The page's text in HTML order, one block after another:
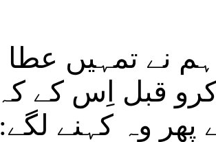
نے تمہیں عطا
قبل اِس کے کہ
وہ کہنے لگے: